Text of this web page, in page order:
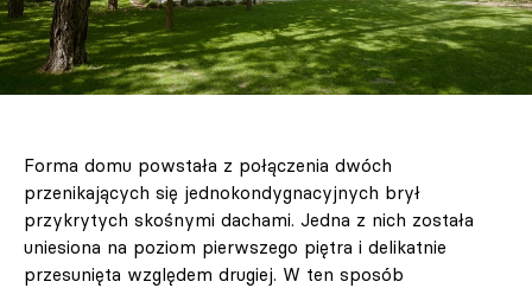
Forma domu powstała z połączenia dwóch
przenikających się jednokondygnacyjnych brył
przykrytych skośnymi dachami. Jedna z nich została
uniesiona na poziom pierwszego piętra i delikatnie
przesunięta względem drugiej. W ten sposób